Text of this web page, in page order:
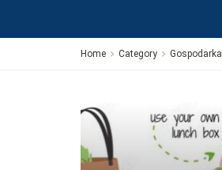
Home Category Gospodarka